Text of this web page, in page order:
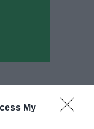
My
renovables: los